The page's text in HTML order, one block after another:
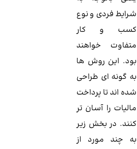
شرایط فردی و نوع
کسب ‌و کار
متفاوت خواهند
بود. این روش ‌ها
به گونه ‌ای طراحی
شده ‌اند تا پرداخت
مالیات را آسان تر
کنند. در بخش زیر
به چند مورد از